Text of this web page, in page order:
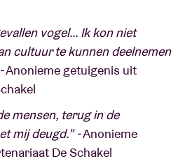
vogel… Ik kon niet
cultuur te kunnen deelnemen
Anonieme getuigenis uit
mensen, terug in de
mij deugd.” -Anonieme
De Schakel